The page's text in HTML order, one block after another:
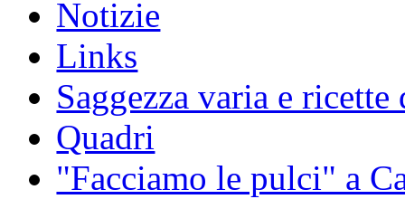
Notizie
Links
Saggezza varia e
Quadri
"Facciamo le pulci" a